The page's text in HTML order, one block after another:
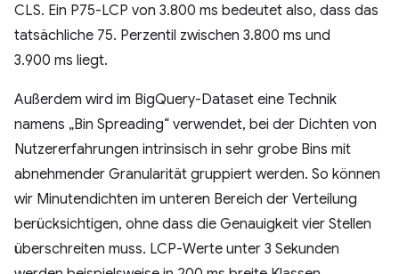
CLS. Ein P75-LCP von 3.800 ms bedeutet also, dass das
tatsächliche 75. Perzentil zwischen 3.800 ms und
3.900 ms liegt.
Außerdem wird im BigQuery-Dataset eine Technik
namens „Bin Spreading“ verwendet, bei der Dichten von
Nutzererfahrungen intrinsisch in sehr grobe Bins mit
abnehmender Granularität gruppiert werden. So können
wir Minutendichten im unteren Bereich der Verteilung
berücksichtigen, ohne dass die Genauigkeit vier Stellen
überschreiten muss. LCP-Werte unter 3 Sekunden